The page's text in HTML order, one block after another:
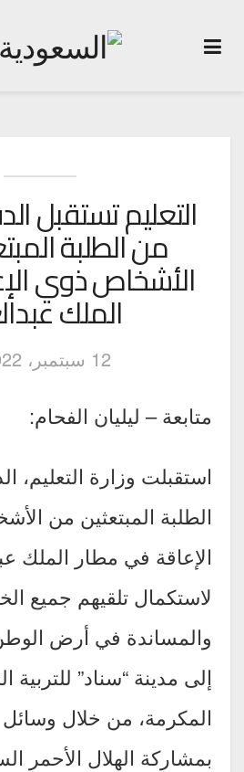
التعليم تستقبل
من الطلبة
الأشخاص ذوي
الملك
12 سبتمبر، 2022
متابعة – ليليان الفحام:
استقبلت وزارة التعليم،
الطلبة المبتعثين من
الإعاقة في مطار الملك
لاستكمال تلقيهم جميع
والمساندة في أرض
إلى مدينة “سناد” للتربية
المكرمة، من خلال
بمشاركة الهلال الأحمر